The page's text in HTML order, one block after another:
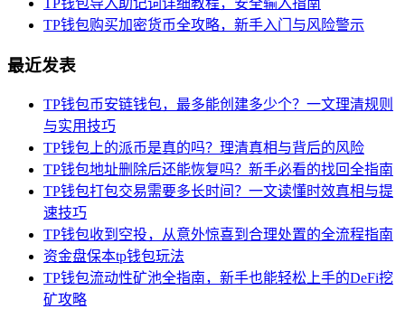
TP钱包导入助记词详细教程，安全输入指南
TP钱包购买加密货币全攻略，新手入门与风险警示
最近发表
TP钱包币安链钱包，最多能创建多少个？一文理清规则
与实用技巧
TP钱包上的派币是真的吗？理清真相与背后的风险
TP钱包地址删除后还能恢复吗？新手必看的找回全指南
TP钱包打包交易需要多长时间？一文读懂时效真相与提
速技巧
TP钱包收到空投，从意外惊喜到合理处置的全流程指南
资金盘保本tp钱包玩法
TP钱包流动性矿池全指南，新手也能轻松上手的DeFi挖
矿攻略